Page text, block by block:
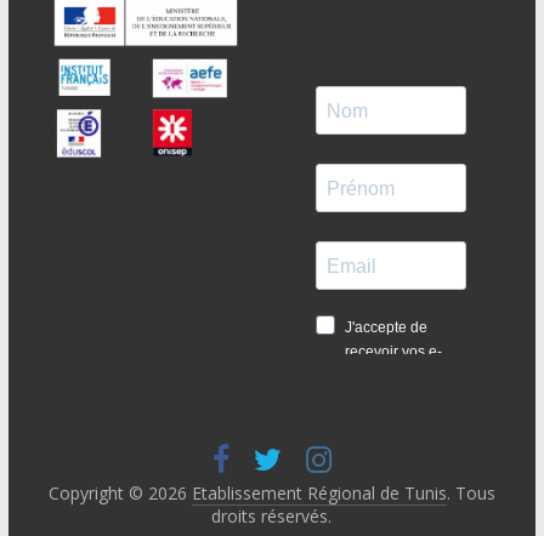
Copyright © 2026 Etablissement Régional de Tunis. Tous
droits réservés.